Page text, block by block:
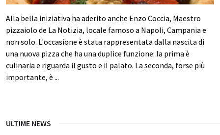
Alla bella iniziativa ha aderito anche Enzo Coccia, Maestro
pizzaiolo de La Notizia, locale famoso a Napoli, Campania e
non solo. L'occasione è stata rappresentata dalla nascita di
una nuova pizza che ha una duplice funzione: la prima è
culinaria e riguarda il gusto e il palato. La seconda, forse più
importante, è ...
ULTIME NEWS